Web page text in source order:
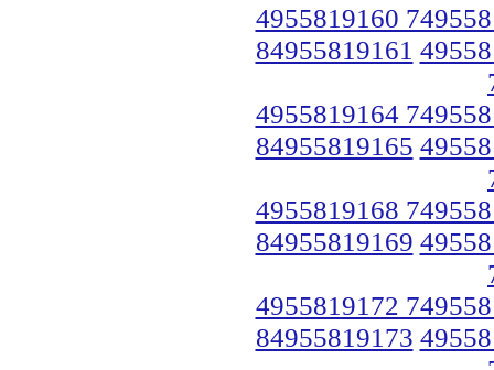
4955819160
84955819161
4955819164
84955819165
4955819168
84955819169
4955819172
84955819173